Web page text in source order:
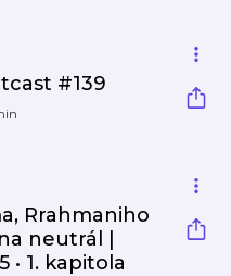
#139
Rrahmaniho
neutrál |
• 1. kapitola